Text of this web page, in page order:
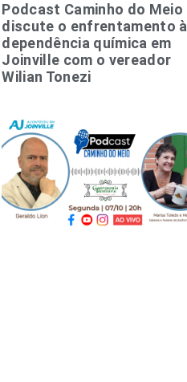
Podcast Caminho do Meio
discute o enfrentamento à
dependência química em
Joinville com o vereador
Wilian Tonezi